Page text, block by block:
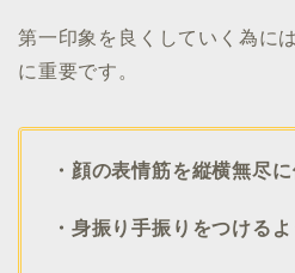
第一印象を良くしていく為に
に重要です。
・顔の表情筋を縦横無尽に
・身振り手振りをつける